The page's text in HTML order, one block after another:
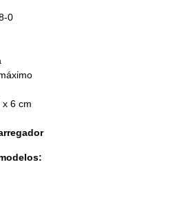
0
x 6 cm